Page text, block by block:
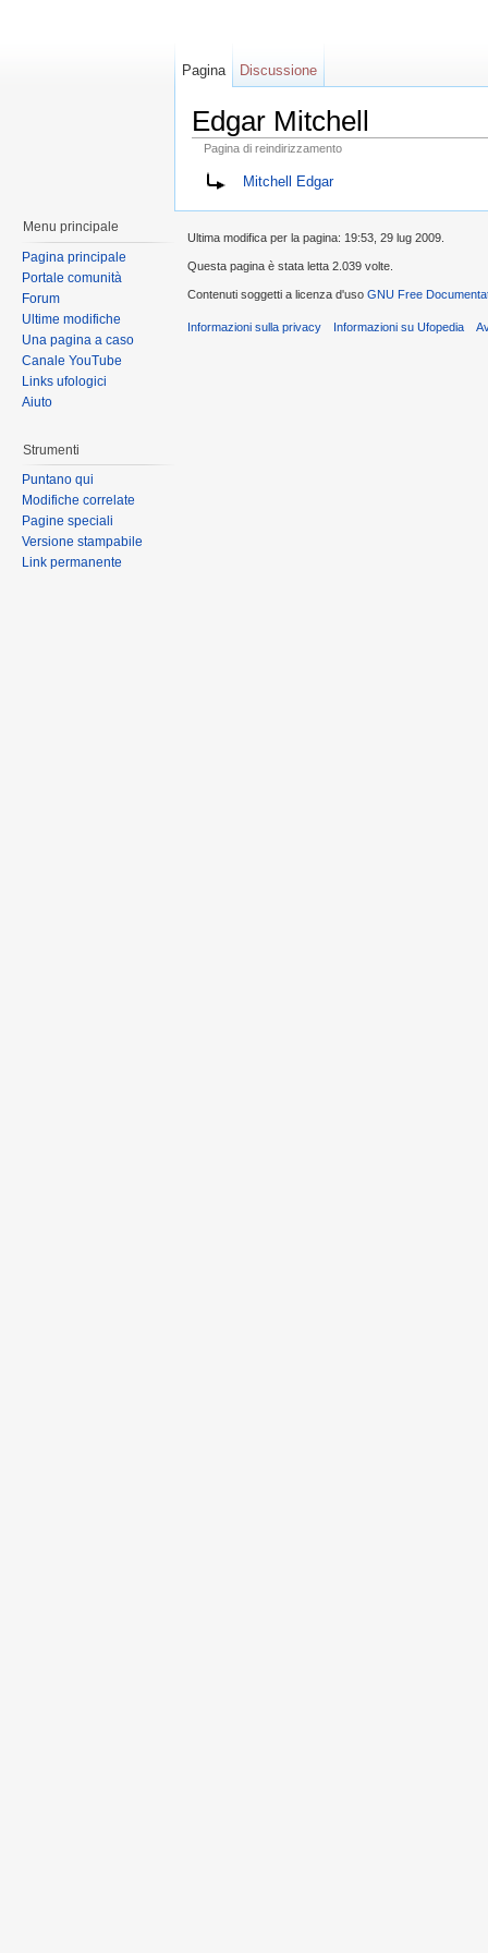
Edgar Mitchell
Pagina di reindirizzamento
Mitchell Edgar
Pagina Discussione
Menu principale
Pagina principale
Portale comunità
Forum
Ultime modifiche
Una pagina a caso
Canale YouTube
Links ufologici
Aiuto
Strumenti
Puntano qui
Modifiche correlate
Pagine speciali
Versione stampabile
Link permanente
Ultima modifica per la pagina: 19:53, 29 lug 2009.
Questa pagina è stata letta 2.039 volte.
Contenuti soggetti a licenza d'uso GNU Free
Informazioni sulla privacy Informazioni su Ufopedia